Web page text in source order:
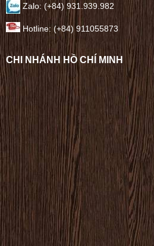
Zalo: (+84) 931.939.982
Hotline: (+84) 911055873
CHI NHÁNH HỒ CHÍ MINH